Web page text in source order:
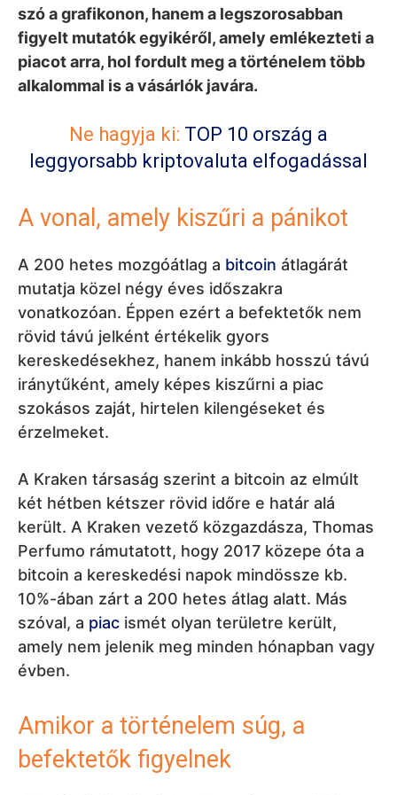
szó a grafikonon, hanem a legszorosabban
figyelt mutatók egyikéről, amely emlékezteti a
piacot arra, hol fordult meg a történelem több
alkalommal is a vásárlók javára.
Ne hagyja ki: TOP 10 ország a
leggyorsabb kriptovaluta elfogadással
A vonal, amely kiszűri a pánikot
A 200 hetes mozgóátlag a bitcoin átlagárát
mutatja közel négy éves időszakra
vonatkozóan. Éppen ezért a befektetők nem
rövid távú jelként értékelik gyors
kereskedésekhez, hanem inkább hosszú távú
iránytűként, amely képes kiszűrni a piac
szokásos zaját, hirtelen kilengéseket és
érzelmeket.
A Kraken társaság szerint a bitcoin az elmúlt
két hétben kétszer rövid időre e határ alá
került. A Kraken vezető közgazdásza, Thomas
Perfumo rámutatott, hogy 2017 közepe óta a
bitcoin a kereskedési napok mindössze kb.
10%-ában zárt a 200 hetes átlag alatt. Más
szóval, a piac ismét olyan területre került,
amely nem jelenik meg minden hónapban vagy
évben.
Amikor a történelem súg, a
befektetők figyelnek